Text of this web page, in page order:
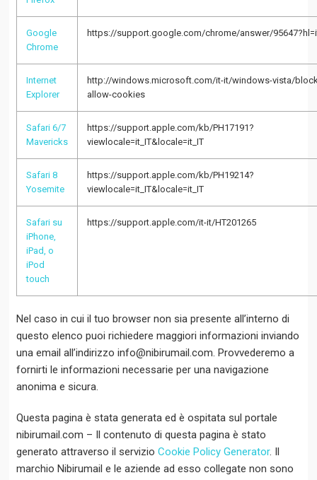
Google
Chrome
https://support.google.com/chrome/answer/
Internet
Explorer
http://windows.microsoft.com/it-it/windows-vista/
allow-cookies
Safari 6/7
Mavericks
https://support.apple.com/kb/PH17191?
viewlocale=it_IT&locale=it_IT
Safari 8
Yosemite
https://support.apple.com/kb/PH19214?
viewlocale=it_IT&locale=it_IT
Safari su
iPhone,
iPad, o
iPod
touch
https://support.apple.com/it-it/HT201265
Nel caso in cui il tuo browser non sia presente all’interno di
questo elenco puoi richiedere maggiori informazioni inviando
una email all’indirizzo info@nibirumail.com. Provvederemo a
fornirti le informazioni necessarie per una navigazione
anonima e sicura.
Questa pagina è stata generata ed è ospitata sul portale
nibirumail.com – Il contenuto di questa pagina è stato
generato attraverso il servizioCookie Policy Generator. Il
marchio Nibirumail e le aziende ad esso collegate non sono